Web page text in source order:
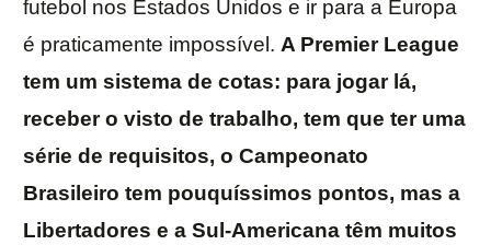
futebol nos Estados Unidos e ir para a Europa
é praticamente impossível. A Premier League
tem um sistema de cotas: para jogar lá,
receber o visto de trabalho, tem que ter uma
série de requisitos, o Campeonato
Brasileiro tem pouquíssimos pontos, mas a
Libertadores e a Sul-Americana têm muitos